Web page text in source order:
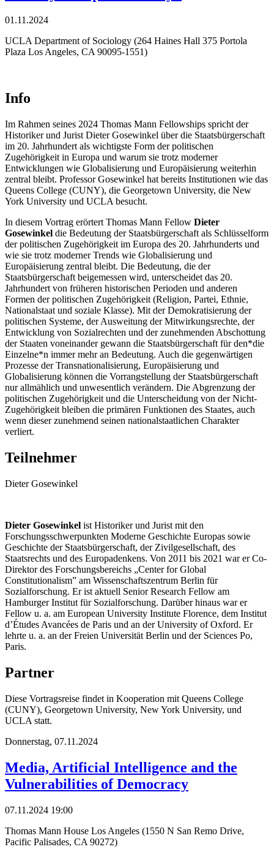
01.11.2024
UCLA Department of Sociology (264 Haines Hall 375 Portola
Plaza Los Angeles, CA 90095-1551)
Info
Im Rahmen seines 2024 Thomas Mann Fellowships spricht der
Historiker und Jurist Dieter Gosewinkel über die Staatsbürgerschaft
im 20. Jahrhundert als wichtigste Form der politischen
Zugehörigkeit in Europa und warum sie trotz moderner
Entwicklungen wie Globalisierung und Europäisierung weiterhin
zentral bleibt. Professor Gosewinkel hat bereits Institutionen wie das
Queens College (CUNY), die Georgetown University, die New
York University und UCLA besucht.
In diesem Vortrag erörtert Thomas Mann Fellow Dieter
Gosewinkel die Bedeutung der Staatsbürgerschaft als Schlüsselform
der politischen Zugehörigkeit im Europa des 20. Jahrhunderts und
wie sie trotz moderner Trends wie Globalisierung und
Europäisierung zentral bleibt. Die Bedeutung, die der
Staatsbürgerschaft beigemessen wird, unterscheidet das 20.
Jahrhundert von früheren historischen Perioden und anderen
Formen der politischen Zugehörigkeit (Religion, Partei, Ethnie,
Nationalstaat und soziale Klasse). Mit der Demokratisierung der
politischen Systeme, der Ausweitung der Mitwirkungsrechte, der
Entwicklung von Sozialrechten und der zunehmenden Abschottung
der Staaten voneinander gewann die Staatsbürgerschaft für den*die
Einzelne*n immer mehr an Bedeutung. Auch die gegenwärtigen
Prozesse der Transnationalisierung, Europäisierung und
Globalisierung können die Vorrangstellung der Staatsbürgerschaft
nur allmählich und unwesentlich verändern. Die Abgrenzung der
politischen Zugehörigkeit und die Unterscheidung von der Nicht-
Zugehörigkeit bleiben die primären Funktionen des Staates, auch
wenn dieser zunehmend seinen nationalstaatlichen Charakter
verliert.
Teilnehmer
Dieter Gosewinkel
Dieter Gosewinkel ist Historiker und Jurist mit den
Forschungsschwerpunkten Moderne Geschichte Europas sowie
Geschichte der Staatsbürgerschaft, der Zivilgesellschaft, des
Staatsrechts und des Europadenkens. Von 2011 bis 2021 war er Co-
Direktor des Forschungsbereichs „Center for Global
Constitutionalism” am Wissenschaftszentrum Berlin für
Sozialforschung. Er ist aktuell Senior Research Fellow am
Hamburger Institut für Sozialforschung. Darüber hinaus war er
Fellow u. a. am European University Institute Florence, dem Institut
d’Études Avancées de Paris und an der University of Oxford. Er
lehrte u. a. an der Freien Universität Berlin und der Sciences Po,
Paris.
Partner
Diese Vortragsreise findet in Kooperation mit Queens College
(CUNY), Georgetown University, New York University, und
UCLA statt.
Donnerstag, 07.11.2024
Media, Artificial Intelligence and the
Vulnerabilities of Democracy
07.11.2024 19:00
Thomas Mann House Los Angeles (1550 N San Remo Drive,
Pacific Palisades, CA 90272)